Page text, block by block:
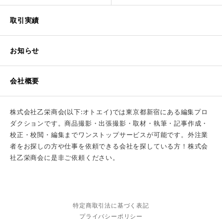
取引実績
お知らせ
会社概要
株式会社乙栄商会(以下:オトエイ)では東京都新宿にある編集プロ
ダクションです。商品撮影・出張撮影・取材・執筆・記事作成・
校正・校閲・編集までワンストップサービスが可能です。外注業
者をお探しの方や仕事を依頼できる会社を探している方！株式会
社乙栄商会に是非ご依頼ください。
特定商取引法に基づく表記
プライバシーポリシー